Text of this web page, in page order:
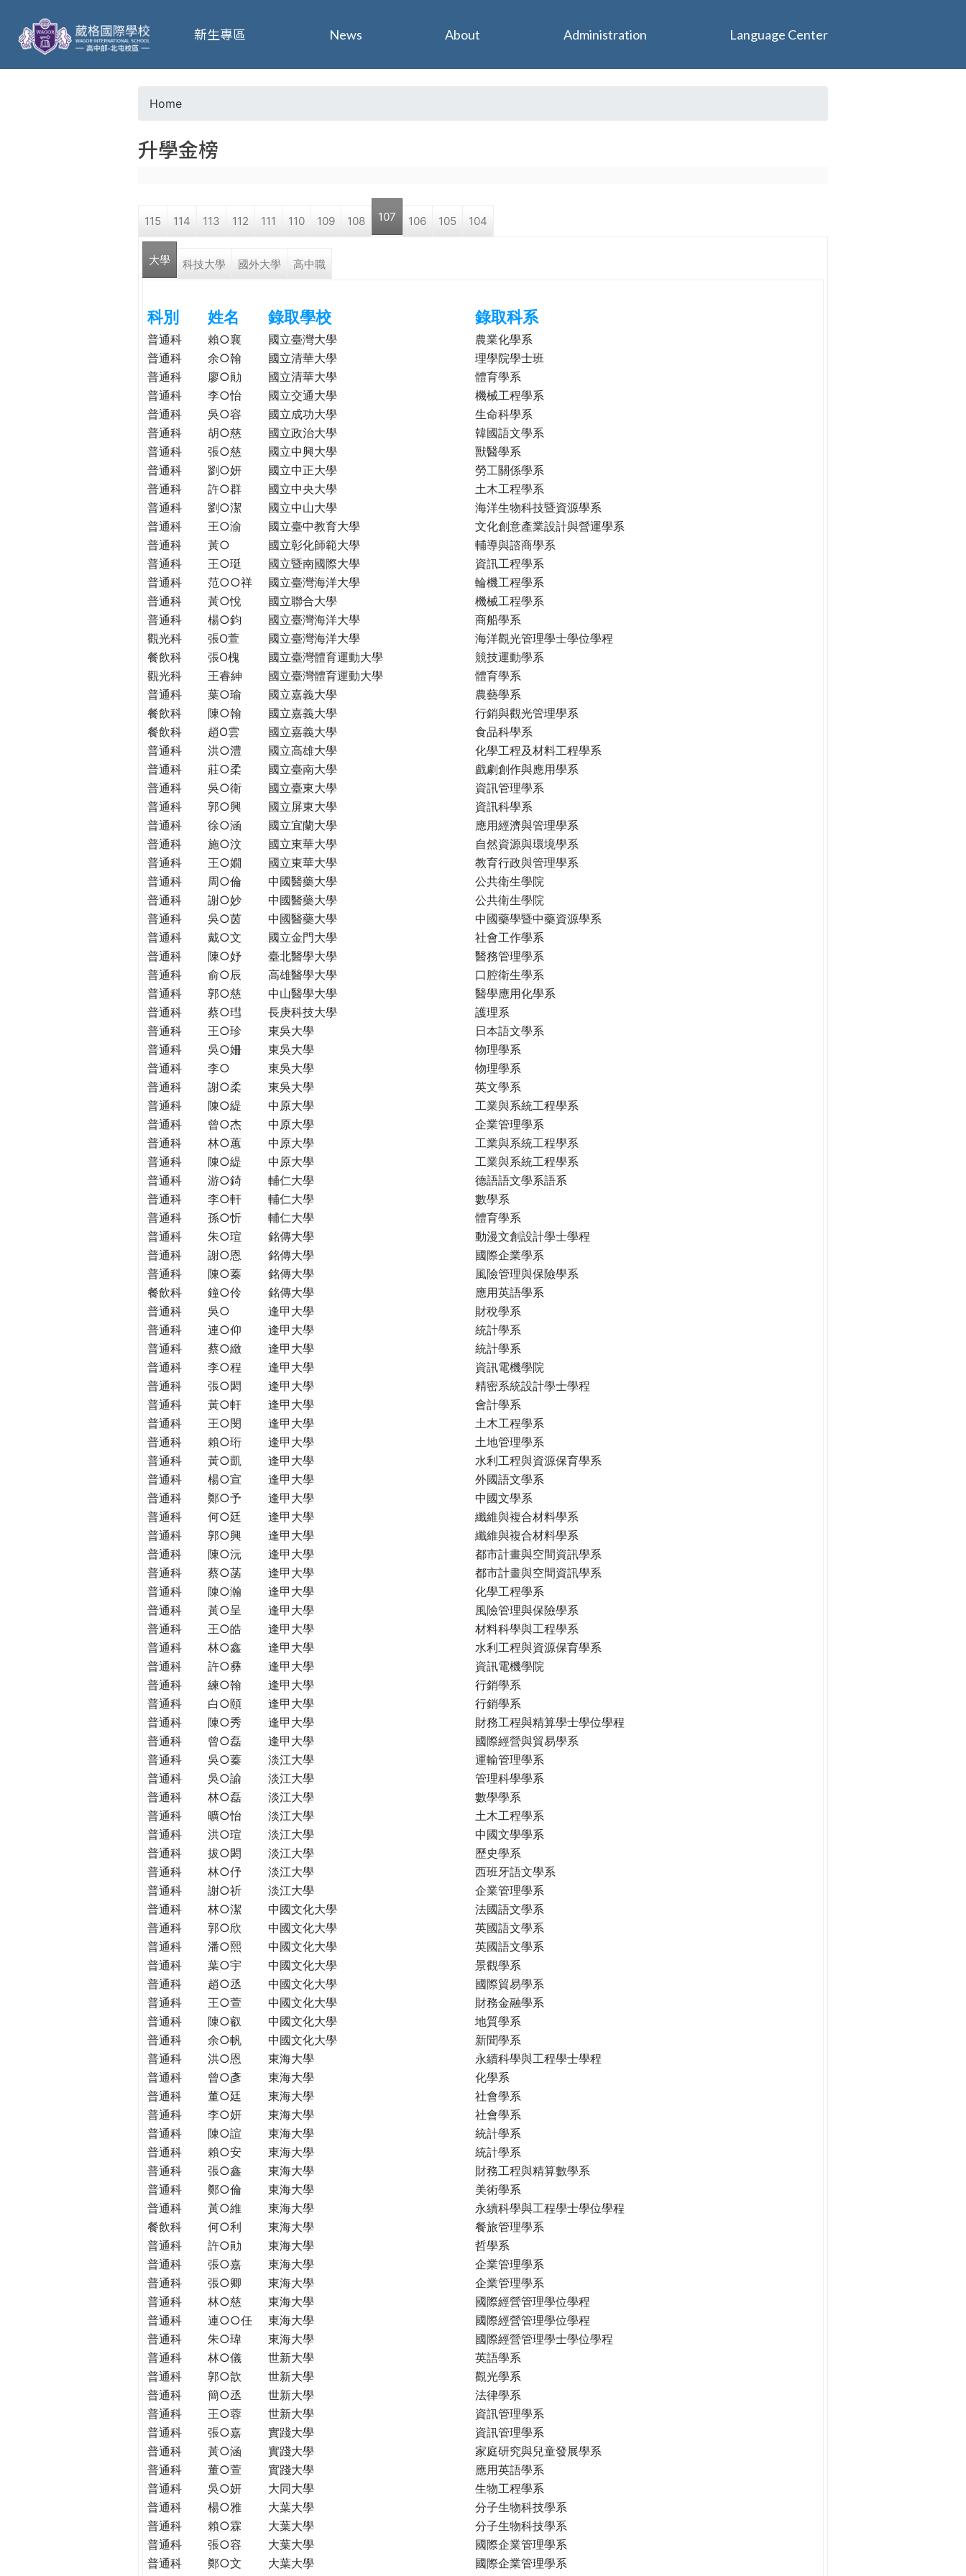
葳
格
o
a
r
h
e
r
e
Home
升學金榜
115 114 113 112 111 110 109 108 107 106 105 104
大學 科技大學 國外大學 高中職
科別 姓名 錄取學校 錄取科系
普通科 賴○襄 國立臺灣大學
農業化學系
普通科
余○翰 國立清華大學
理學院學士班
普通科
廖○勛 國立清華大學
體育學系
普通科
李○怡 國立交通大學
機械工程學系
普通科
吳○容 國立成功大學
生命科學系
普通科
胡○慈 國立政治大學
韓國語文學系
普通科
張○慈 國立中興大學
獸醫學系
普通科
劉○妍 國立中正大學
勞工關係學系
普通科
許○群 國立中央大學
土木工程學系
普通科
劉○潔 國立中山大學
海洋生物科技暨資源學系
普通科
王○渝 國立臺中教育大學
文化創意產業設計與營運學系
普通科
黃○ 國立彰化師範大學
輔導與諮商學系
普通科
王○珽 國立暨南國際大學
資訊工程學系
普通科
范○○祥 國立臺灣海洋大學
輪機工程學系
普通科
黃○悅 國立聯合大學
機械工程學系
普通科
楊○鈞 國立臺灣海洋大學
商船學系
觀光科
張O萱 國立臺灣海洋大學
海洋觀光管理學士學位學程
餐飲科
張O槐 國立臺灣體育運動大學
競技運動學系
觀光科
王睿紳 國立臺灣體育運動大學
體育學系
普通科
葉○瑜 國立嘉義大學
農藝學系
餐飲科
陳○翰 國立嘉義大學
行銷與觀光管理學系
餐飲科
趙O雲 國立嘉義大學
食品科學系
普通科
洪○澧 國立高雄大學
化學工程及材料工程學系
普通科
莊○柔 國立臺南大學
戲劇創作與應用學系
普通科
吳○衛 國立臺東大學
資訊管理學系
普通科
郭○興 國立屏東大學
資訊科學系
普通科
徐○涵 國立宜蘭大學
應用經濟與管理學系
普通科
施○汶 國立東華大學
自然資源與環境學系
普通科
王○嫺 國立東華大學
教育行政與管理學系
普通科
周○倫 中國醫藥大學
公共衛生學院
普通科
謝○妙 中國醫藥大學
公共衛生學院
普通科
吳○茵 中國醫藥大學
中國藥學暨中藥資源學系
普通科
戴○文 國立金門大學
社會工作學系
普通科
陳○妤 臺北醫學大學
醫務管理學系
普通科
俞○辰 高雄醫學大學
口腔衛生學系
普通科
郭○慈 中山醫學大學
醫學應用化學系
普通科
蔡○㻰 長庚科技大學
護理系
普通科
王○珍 東吳大學
日本語文學系
普通科
吳○姍 東吳大學
物理學系
普通科
李○ 東吳大學
物理學系
普通科
謝○柔 東吳大學
英文學系
普通科
陳○緹 中原大學
工業與系統工程學系
普通科
曾○杰 中原大學
企業管理學系
普通科
林○蕙 中原大學
工業與系統工程學系
普通科
陳○緹 中原大學
工業與系統工程學系
普通科
游○錡 輔仁大學
德語語文學系語系
普通科
李○軒 輔仁大學
數學系
普通科
孫○忻 輔仁大學
體育學系
普通科
朱○瑄 銘傳大學
動漫文創設計學士學程
普通科
謝○恩 銘傳大學
國際企業學系
普通科
陳○蓁 銘傳大學
風險管理與保險學系
餐飲科
鐘○伶 銘傳大學
應用英語學系
普通科
吳○ 逢甲大學
財稅學系
普通科
連○仰 逢甲大學
統計學系
普通科
蔡○緻 逢甲大學
統計學系
普通科
李○程 逢甲大學
資訊電機學院
普通科
張○閎 逢甲大學
精密系統設計學士學程
普通科
黃○軒 逢甲大學
會計學系
普通科
王○閔 逢甲大學
土木工程學系
普通科
賴○珩 逢甲大學
土地管理學系
普通科
黃○凱 逢甲大學
水利工程與資源保育學系
普通科
楊○宣 逢甲大學
外國語文學系
普通科
鄭○予 逢甲大學
中國文學系
普通科
何○廷 逢甲大學
纖維與複合材料學系
普通科
郭○興 逢甲大學
纖維與複合材料學系
普通科
陳○沅 逢甲大學
都市計畫與空間資訊學系
普通科
蔡○菡 逢甲大學
都市計畫與空間資訊學系
普通科
陳○瀚 逢甲大學
化學工程學系
普通科
黃○呈 逢甲大學
風險管理與保險學系
普通科
王○皓 逢甲大學
材料科學與工程學系
普通科
林○鑫 逢甲大學
水利工程與資源保育學系
普通科
許○彝 逢甲大學
資訊電機學院
普通科
練○翰 逢甲大學
行銷學系
普通科
白○頤 逢甲大學
行銷學系
普通科
陳○秀 逢甲大學
財務工程與精算學士學位學程
普通科
曾○磊 逢甲大學
國際經營與貿易學系
普通科
吳○蓁 淡江大學
運輸管理學系
普通科
吳○諭 淡江大學
管理科學學系
普通科
林○磊 淡江大學
數學學系
普通科
曠○怡 淡江大學
土木工程學系
普通科
洪○瑄 淡江大學
中國文學學系
普通科
拔○閎 淡江大學
歷史學系
普通科
林○伃 淡江大學
西班牙語文學系
普通科
謝○祈 淡江大學
企業管理學系
普通科
林○潔 中國文化大學
法國語文學系
普通科
郭○欣 中國文化大學
英國語文學系
普通科
潘○熙 中國文化大學
英國語文學系
普通科
葉○宇 中國文化大學
景觀學系
普通科
趙○丞 中國文化大學
國際貿易學系
普通科
王○萱 中國文化大學
財務金融學系
普通科
陳○叡 中國文化大學
地質學系
普通科
余○帆 中國文化大學
新聞學系
普通科
洪○恩 東海大學
永續科學與工程學士學程
普通科
曾○彥 東海大學
化學系
普通科
董○廷 東海大學
社會學系
普通科
李○妍 東海大學
社會學系
普通科
陳○諠 東海大學
統計學系
普通科
賴○安 東海大學
統計學系
普通科
張○鑫 東海大學
財務工程與精算數學系
普通科
鄭○倫 東海大學
美術學系
普通科
黃○維 東海大學
永續科學與工程學士學位學程
餐飲科
何○利 東海大學
餐旅管理學系
普通科
許○勛 東海大學
哲學系
普通科
張○嘉 東海大學
企業管理學系
普通科
張○卿 東海大學
企業管理學系
普通科
林○慈 東海大學
國際經營管理學位學程
普通科
連○○任 東海大學
國際經營管理學位學程
普通科
朱○瑋 東海大學
國際經營管理學士學位學程
普通科
林○儀 世新大學
英語學系
普通科
郭○歆 世新大學
觀光學系
普通科
簡○丞 世新大學
法律學系
普通科
王○蓉 世新大學
資訊管理學系
普通科
張○嘉 實踐大學
資訊管理學系
普通科
黃○涵 實踐大學
家庭研究與兒童發展學系
普通科
董○萱 實踐大學
應用英語學系
普通科
吳○妍 大同大學
生物工程學系
普通科
楊○雅 大葉大學
分子生物科技學系
普通科
賴○霖 大葉大學
分子生物科技學系
普通科
張○容 大葉大學
國際企業管理學系
普通科
鄭○文 大葉大學
國際企業管理學系
新生專區 News About Administration Language Center